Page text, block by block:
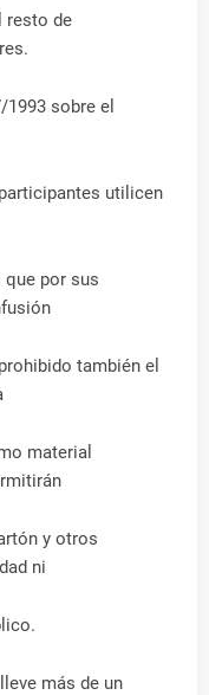
resto de
sobre el
utilicen
por sus
también el
material
y otros
ni
más de un